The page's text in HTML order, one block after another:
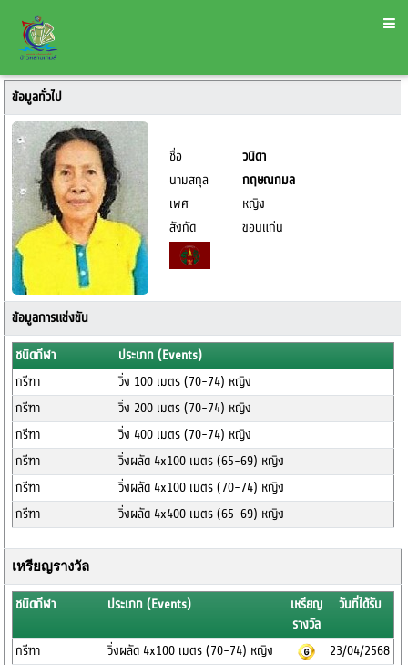
ข้อมูลทั่วไป
ชื่อ
วนิดา
นามสกุล
กฤษณกมล
เพศ
หญิง
สังกัด
ขอนแก่น
ข้อมูลการแข่งขัน
ชนิดกีฬา
ประเภท (Events)
กรีฑา
วิ่ง 100 เมตร (70-74) หญิง
กรีฑา
วิ่ง 200 เมตร (70-74) หญิง
กรีฑา
วิ่ง 400 เมตร (70-74) หญิง
กรีฑา
วิ่งผลัด 4x100 เมตร (65-69) หญิง
กรีฑา
วิ่งผลัด 4x100 เมตร (70-74) หญิง
กรีฑา
วิ่งผลัด 4x400 เมตร (65-69) หญิง
เหรียญรางวัล
ชนิดกีฬา ประเภท (Events)
เหรียญ
รางวัล
วันที่ได้รับ
กรีฑา วิ่งผลัด 4x100 เมตร (70-74) หญิง 23/04/2568